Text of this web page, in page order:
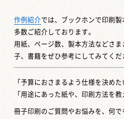
作例紹介では、ブックホンで印刷
多数ご紹介しております。
用紙、ページ数、製本方法などさ
子、書籍をぜひ参考にしてみてくだ
「予算におさまるよう仕様を決めた
「用途にあった紙や、印刷方法を教
冊子印刷のご質問やお悩みを、何